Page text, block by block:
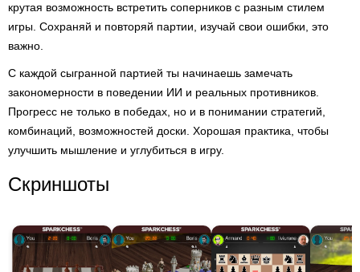
крутая возможность встретить соперников с разным стилем
игры. Сохраняй и повторяй партии, изучай свои ошибки, это
важно.
С каждой сыгранной партией ты начинаешь замечать
закономерности в поведении ИИ и реальных противников.
Прогресс не только в победах, но и в понимании стратегий,
комбинаций, возможностей доски. Хорошая практика, чтобы
улучшить мышление и углубиться в игру.
Скриншоты